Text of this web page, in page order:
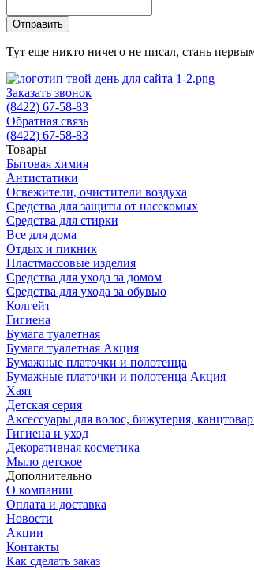
Тут еще никто ничего не писал, стань
Заказать звонок
(8422) 67-58-83
Обратная связь
(8422) 67-58-83
Товары
Бытовая химия
Антистатики
Освежители, очистители воздуха
Средства для защиты от насекомых
Средства для стирки
Все для дома
Отдых и пикник
Пластмассовые изделия
Средства для ухода за домом
Средства для ухода за обувью
Колгейт
Гигиена
Бумага туалетная
Бумага туалетная Акция
Бумажные платочки и полотенца
Бумажные платочки и полотенца Акция
Хаят
Детская серия
Аксессуары для волос, бижутерия,
Гигиена и уход
Декоративная косметика
Мыло детское
Дополнительно
О компании
Оплата и доставка
Новости
Акции
Контакты
Как сделать заказ